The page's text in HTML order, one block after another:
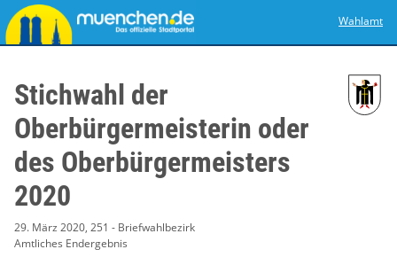
Wahlamt
Stichwahl der
Oberbürgermeisterin oder
des Oberbürgermeisters
2020
29. März 2020, 251 - Briefwahlbezirk
Amtliches Endergebnis